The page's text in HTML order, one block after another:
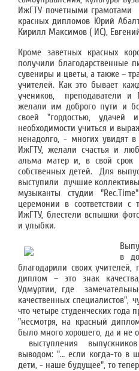
ИжГТУ почетными
красных дипломов Юрий
Кирилл Максимов ( ИС),
Кроме заветных красных
получили благодарственные
сувениры и цветы, а также –
учителей. Как это бывает
учеников, преподаватели и
желали им доброго пути и
своей "гордостью,
необходимости учиться и
ненадолго, - многих увидят в
ИжГТУ, желали счастья и
альма матер и, в свой срок
собственных детей. Для
выступили лучшие
музыканты студии
церемонии в соответствии с
ИжГТУ, блестели вспышки
и улыбки.
в
благодарили своих
диплом – это знак
Удмуртии, где
качественных специалистов",
что четыре студенческих года
"несмотря, на красный
было много хорошего, да и не
выступления
выводом: "… если когда-то в
дети, - наше будущее", то